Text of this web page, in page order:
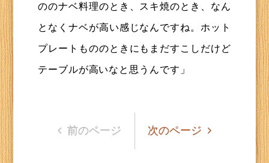
ののナベ料理のとき、スキ焼のとき、なん
となくナベが高い感じなんですね。ホット
プレートもののときにもまだすこしだけど
テーブルが高いなと思うんです」
前のページ 次のページ